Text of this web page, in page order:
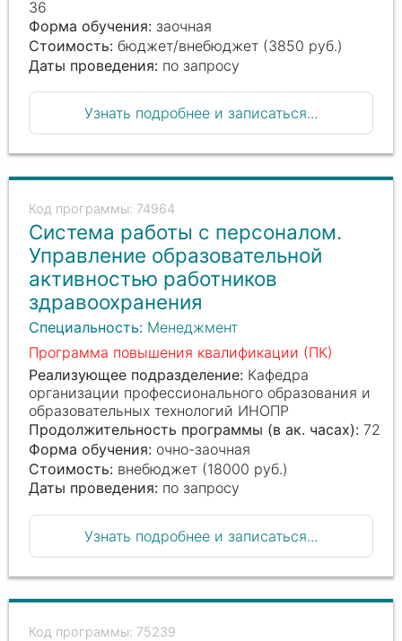
36
Форма обучения: заочная
Стоимость:бюджет/внебюджет (3850 руб.)
Даты проведения: по запросу
Узнать подробнее и записаться...
74964
Система работы с персоналом.
Управление образовательной
активностью работников
здравоохранения
Специальность: Менеджмент
Программа повышения квалификации (ПК)
Реализующее подразделение: Кафедра
организации профессионального образования и
образовательных технологий ИНОПР
Продолжительность программы (в ак. часах): 72
Форма обучения: очно-заочная
Стоимость: внебюджет (18000 руб.)
Даты проведения: по запросу
Узнать подробнее и записаться...
75239